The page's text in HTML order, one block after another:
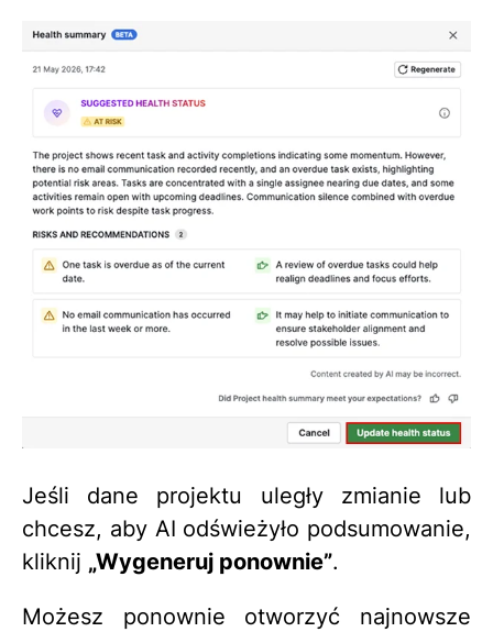
Jeśli dane projektu uległy zmianie lub
chcesz, aby AI odświeżyło podsumowanie,
kliknij „Wygeneruj ponownie”.
Możesz ponownie otworzyć najnowsze